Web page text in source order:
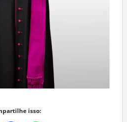
isso: